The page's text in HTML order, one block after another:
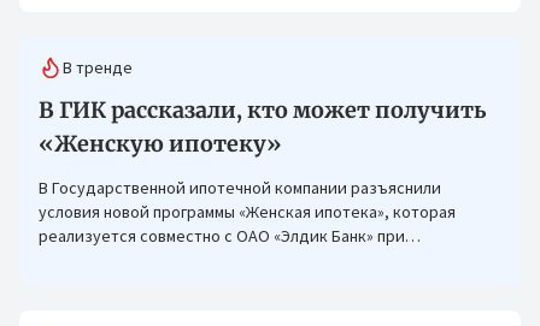
В тренде
В ГИК рассказали, кто может получить
«Женскую ипотеку»
В Государственной ипотечной компании разъяснили
условия новой программы «Женская ипотека», которая
реализуется совместно с ОАО «Элдик Банк» при